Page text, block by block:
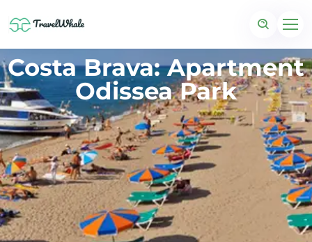
Costa Brava: Apartment
Odissea Park